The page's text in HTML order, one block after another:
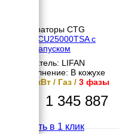
Генераторы CTG
CTG CU25000TSA с
автозапуском
Двигатель: LIFAN
Исполнение: В кожухе
20.5 кВт / Газ / 3 фазы
1 345 887
Купить в 1 клик